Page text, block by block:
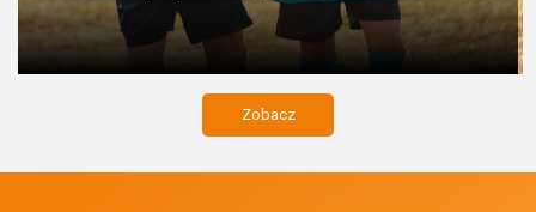
Zobacz